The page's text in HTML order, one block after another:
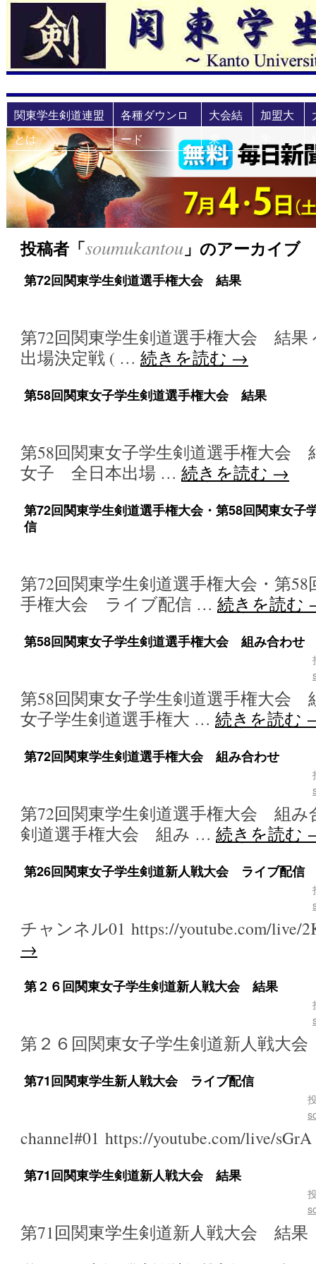
関東学生剣道連盟
とは
各種ダウンロ
ード
大会結
果
加盟大
投稿者「soumukantou 」のアーカイブ
第72回関東学生剣道選手権大会 結果
第72回関東学生剣道選手権大会 結果
出場決定戦 ( … 続きを読む →
第58回関東女子学生剣道選手権大会 結果
第58回関東女子学生剣道選手権大
女子 全日本出場 … 続きを読む →
第72回関東学生剣道選手権大会・第58回関東女
信
第72回関東学生剣道選手権大会・第
手権大会 ライブ配信 … 続きを読む
第58回関東女子学生剣道選手権大会 組み合わせ
第58回関東女子学生剣道選手権大会
女子学生剣道選手権大 … 続きを読む
第72回関東学生剣道選手権大会 組み合わせ
第72回関東学生剣道選手権大会 組み
剣道選手権大会 組み … 続きを読む
第26回関東女子学生剣道新人戦大会 ライブ配信
チャンネル01 https://youtube.com/
→
第２６回関東女子学生剣道新人戦大会 結果
第２６回関東女子学生剣道新人戦大
第71回関東学生新人戦大会 ライブ配信
channel#01 https://youtube.com/live/
第71回関東学生剣道新人戦大会 結果
第71回関東学生剣道新人戦大会 結果